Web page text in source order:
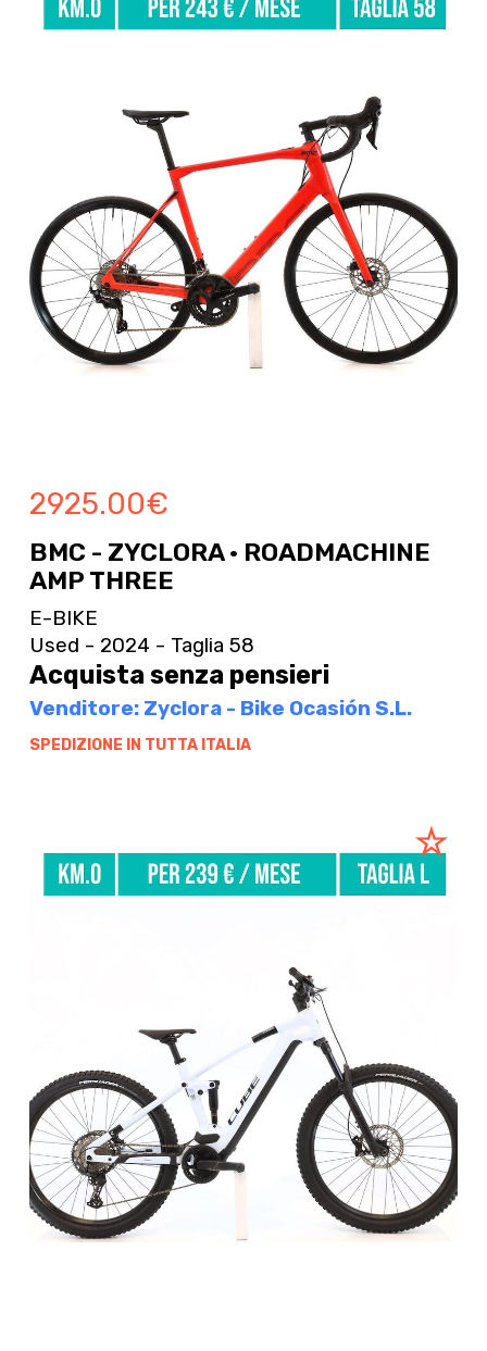
2925.00€
BMC - ZYCLORA · ROADMACHINE
AMP THREE
E-BIKE
Used - 2024 - Taglia 58
Acquista senza pensieri
Venditore: Zyclora - Bike Ocasión S.L.
SPEDIZIONE IN TUTTA ITALIA